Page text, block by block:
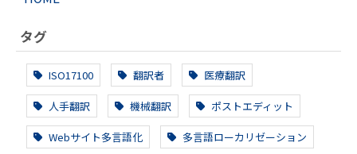
タグ
ISO17100 翻訳者 医療翻訳
人手翻訳 機械翻訳 ポストエディット
Webサイト多言語化 多言語ローカリゼーション